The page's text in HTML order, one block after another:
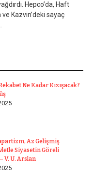
Hepco’da, Haft
Kazvin’deki sayaç
Ne Kadar Kızışacak?
Az Gelişmiş
Siyasetin Göreli
V. U. Arslan